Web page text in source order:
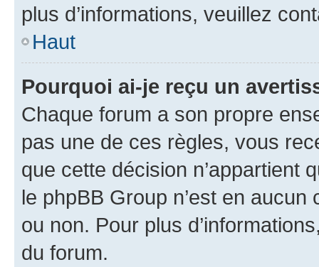
plus d’informations, veuillez
Haut
Pourquoi ai-je reçu un
Chaque forum a son propre
pas une de ces règles, vous
que cette décision n’appartient
le phpBB Group n’est en
ou non. Pour plus
du forum.